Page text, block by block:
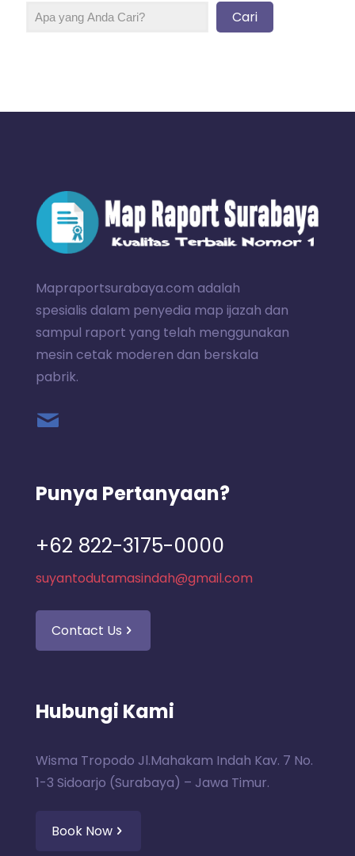
Cari
Mapraportsurabaya.com adalah
spesialis dalam penyedia map ijazah dan
sampul raport yang telah menggunakan
mesin cetak moderen dan berskala
pabrik.
Punya Pertanyaan?
+62 822-3175-0000
suyantodutamasindah@gmail.com
Contact Us
Hubungi Kami
Wisma Tropodo Jl.Mahakam Indah Kav. 7 No.
1-3 Sidoarjo (Surabaya) – Jawa Timur.
Book Now